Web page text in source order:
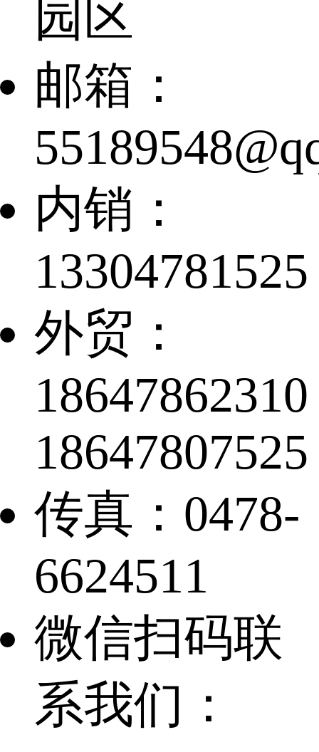
园区
邮箱：
内销：
13304781525
外贸：
18647862310
18647807525
传真：0478-
6624511
微信扫码联
系我们：